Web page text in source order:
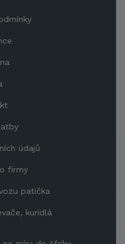
údajů
firmy
patička
kuridlá